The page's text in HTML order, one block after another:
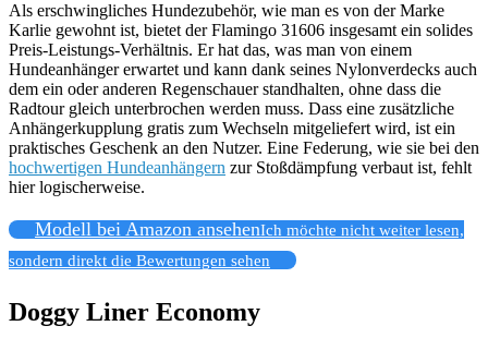
Als erschwingliches Hundezubehör, wie man es von der Marke
Karlie gewohnt ist, bietet der Flamingo 31606 insgesamt ein solides
Preis-Leistungs-Verhältnis. Er hat das, was man von einem
Hundeanhänger erwartet und kann dank seines Nylonverdecks auch
dem ein oder anderen Regenschauer standhalten, ohne dass die
Radtour gleich unterbrochen werden muss. Dass eine zusätzliche
Anhängerkupplung gratis zum Wechseln mitgeliefert wird, ist ein
praktisches Geschenk an den Nutzer. Eine Federung, wie sie bei den
hochwertigen Hundeanhängern zur Stoßdämpfung verbaut ist, fehlt
hier logischerweise.
Modell bei Amazon ansehenIch möchte nicht weiter lesen,
sondern direkt die Bewertungen sehen
Doggy Liner Economy